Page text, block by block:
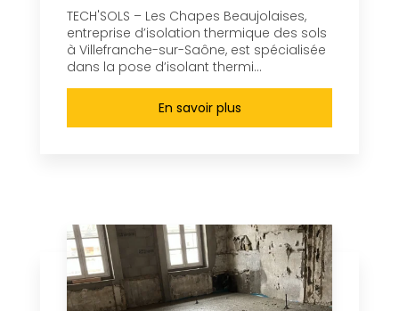
TECH'SOLS – Les Chapes Beaujolaises,
entreprise d’isolation thermique des sols
à Villefranche-sur-Saône, est spécialisée
dans la pose d’isolant thermi...
En savoir plus